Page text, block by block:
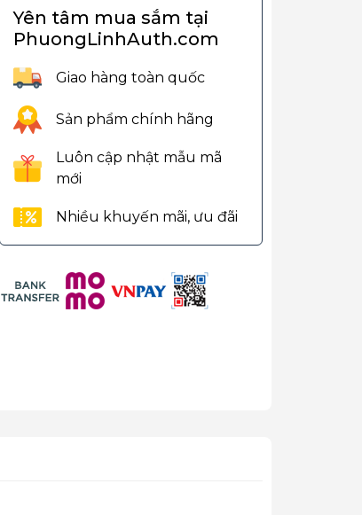
Yên tâm mua sắm tại
PhuongLinhAuth.com
Giao hàng toàn quốc
Sản phẩm chính hãng
Luôn cập nhật mẫu mã
mới
Nhiều khuyến mãi, ưu đãi